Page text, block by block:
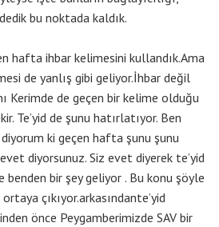
bu noktada kaldık.
hafta ihbar kelimesini kullandık.Ama
de yanlış gibi geliyor.İhbar değil
Kerimde de geçen bir kelime olduğu
Te’yid de şunu hatırlatıyor. Ben
ki geçen hafta şunu şunu
diyorsunuz. Siz evet diyerek te’yid
bir şey geliyor . Bu konu şöyle
çıkıyor.arkasındante’yid
önce Peygamberimizde SAV bir